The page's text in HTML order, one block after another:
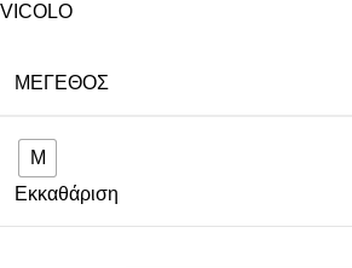
VICOLO
ΜΈΓΕΘΟΣ
M
Εκκαθάριση